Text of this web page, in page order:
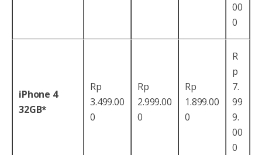
00
0
iPhone 4
32GB*
Rp
3.499.00
0
Rp
2.999.00
0
Rp
1.899.00
0
R
p
7.
99
9.
00
0